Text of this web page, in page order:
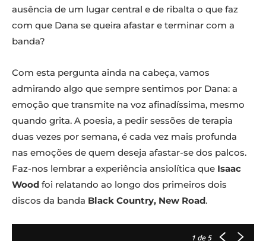
ausência de um lugar central e de ribalta o que faz
com que Dana se queira afastar e terminar com a
banda?
Com esta pergunta ainda na cabeça, vamos
admirando algo que sempre sentimos por Dana: a
emoção que transmite na voz afinadíssima, mesmo
quando grita. A poesia, a pedir sessões de terapia
duas vezes por semana, é cada vez mais profunda
nas emoções de quem deseja afastar-se dos palcos.
Faz-nos lembrar a experiência ansiolítica que Isaac
Wood foi relatando ao longo dos primeiros dois
discos da banda Black Country, New Road.
1 de 5